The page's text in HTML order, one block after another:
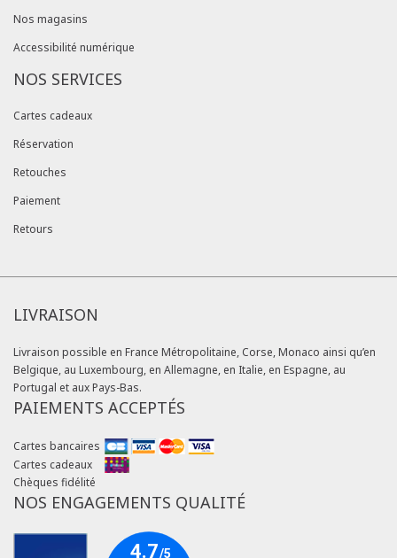
Nos magasins
Accessibilité numérique
NOS SERVICES
Cartes cadeaux
Réservation
Retouches
Paiement
Retours
LIVRAISON
Livraison possible en France Métropolitaine, Corse, Monaco ainsi qu’en
Belgique, au Luxembourg, en Allemagne, en Italie, en Espagne, au
Portugal et aux Pays-Bas.
PAIEMENTS ACCEPTÉS
Cartes bancaires
Cartes cadeaux
Chèques fidélité
NOS ENGAGEMENTS QUALITÉ